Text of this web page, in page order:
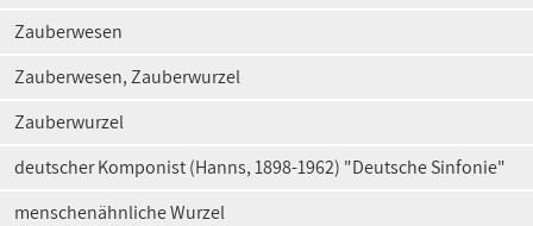
Zauberwesen
Zauberwesen, Zauberwurzel
Zauberwurzel
deutscher Komponist (Hanns, 1898-1962) "Deutsche Sinfonie"
menschenähnliche Wurzel